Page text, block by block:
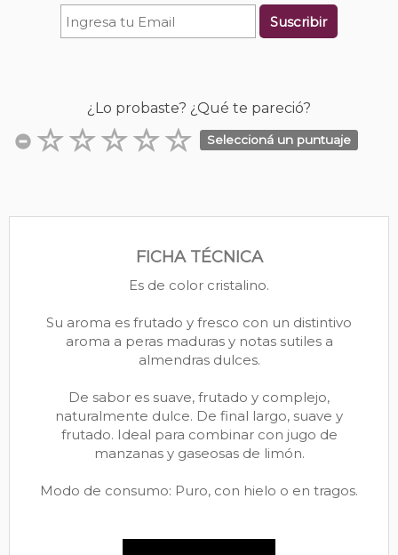
Suscribir
¿Lo probaste? ¿Qué te pareció?
Seleccioná un puntuaje
FICHA TÉCNICA
Es de color cristalino.
Su aroma es frutado y fresco con un distintivo
aroma a peras maduras y notas sutiles a
almendras dulces.
De sabor es suave, frutado y complejo,
naturalmente dulce. De final largo, suave y
frutado. Ideal para combinar con jugo de
manzanas y gaseosas de limón.
Modo de consumo: Puro, con hielo o en tragos.